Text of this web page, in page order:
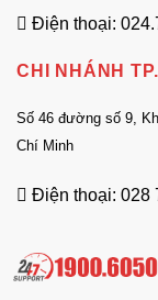
Điện thoại:
CHI NHÁNH
Số 46 đường số 9,
Chí Minh
Điện thoại: 028